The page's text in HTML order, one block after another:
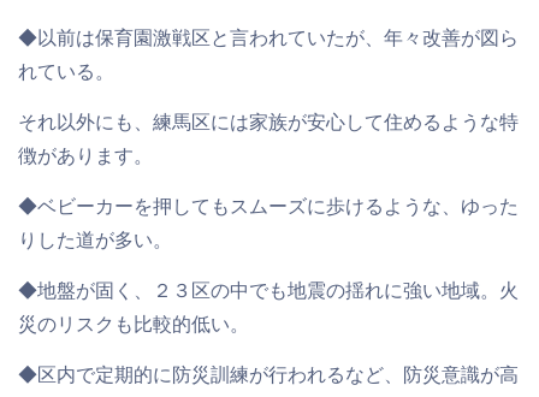
◆以前は保育園激戦区と言われていたが、年々改善が図ら
れている。
それ以外にも、練馬区には家族が安心して住めるような特
徴があります。
◆ベビーカーを押してもスムーズに歩けるような、 ゆった
りした道が多い。
◆地盤が固く、２３区の中でも地震の揺れに強い地域。火
災のリスクも比較的低い。
◆区内で定期的に防災訓練が行われるなど、
防災意識が高